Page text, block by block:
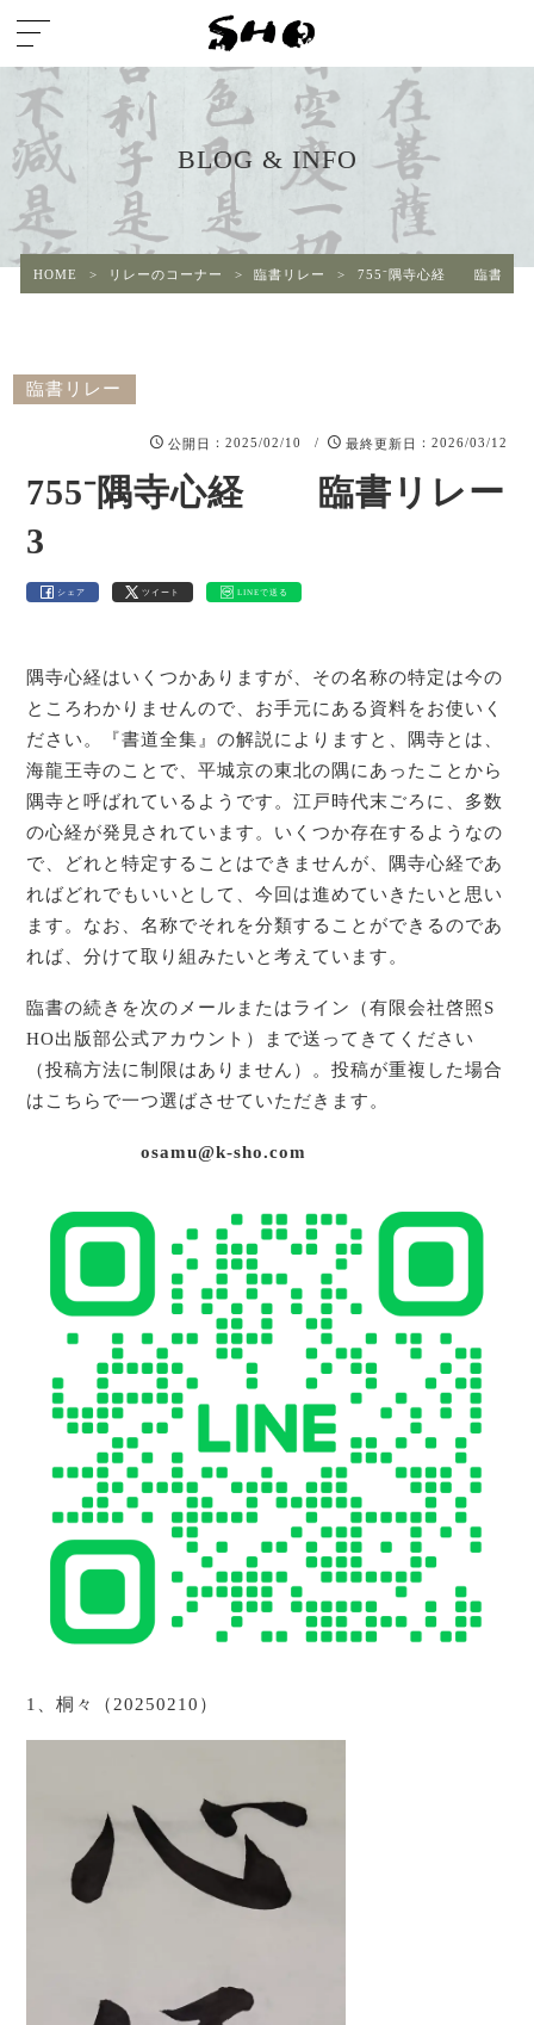
BLOG & INFO
HOME > リレーのコーナー > 臨書リレー > 755⁻隅寺心経 臨書リレ
臨書リレー
公開日 ：2025/02/10 / 最終更新日 ：2026/03/12
755⁻隅寺心経 臨書リレー
3
シェア ツイート LINEで送る
隅寺心経はいくつかありますが、その名称の特定は今の
ところわかりませんので、お手元にある資料をお使いく
ださい。『書道全集』の解説によりますと、隅寺とは、
海龍王寺のことで、平城京の東北の隅にあったことから
隅寺と呼ばれているようです。江戸時代末ごろに、多数
の心経が発見されています。いくつか存在するようなの
で、どれと特定することはできませんが、隅寺心経であ
ればどれでもいいとして、今回は進めていきたいと思い
ます。なお、名称でそれを分類することができるのであ
れば、分けて取り組みたいと考えています。
臨書の続きを次のメールまたはライン（有限会社啓照S
HO出版部公式アカウント）まで送ってきてください
（投稿方法に制限はありません）。投稿が重複した場合
はこちらで一つ選ばさせていただきます。
osamu@k-sho.com
1、桐々（20250210）